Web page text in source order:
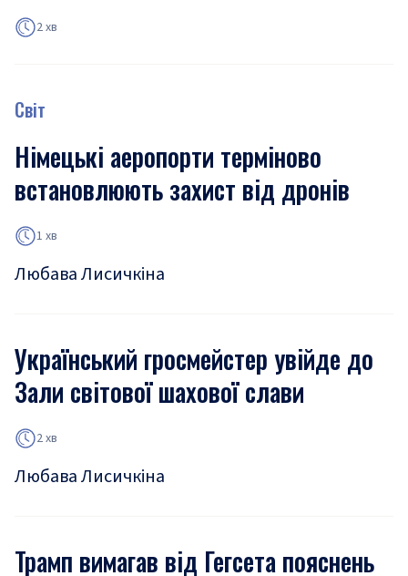
2 хв
Світ
Німецькі аеропорти терміново
встановлюють захист від дронів
1 хв
Любава Лисичкіна
Український гросмейстер увійде до
Зали світової шахової слави
2 хв
Любава Лисичкіна
Трамп вимагав від Гегсета пояснень